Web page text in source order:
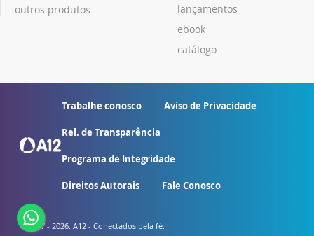
outros produtos
lançamentos
ebook
catálogo
Trabalhe conosco Aviso de Privacidade
Rel. de Transparência
Programa de Integridade
Direitos Autorais Fale Conosco
© 2007 - 2026. A12 - Conectados pela fé.